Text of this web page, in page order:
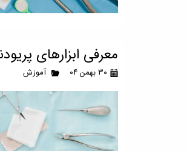
معرفی ابزارهای
۳۰ بهمن ۰۴
آموزش